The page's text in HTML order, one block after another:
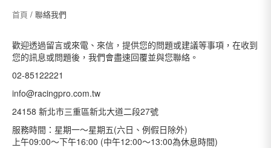
首頁 / 聯絡我們
歡迎透過留言或來電、來信，提供您的問題或建議等事項，在收到
您的訊息或問題後，我們會盡速回覆並與您聯絡。
02-85122221
info@racingpro.com.tw
24158 新北市三重區新北大道二段27號
服務時間：星期一～星期五(六日、例假日除外)
上午09:00～下午16:00 (中午12:00～13:00為休息時間)